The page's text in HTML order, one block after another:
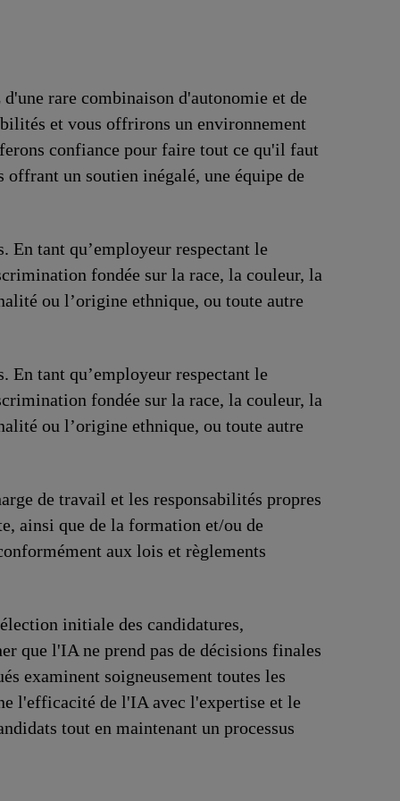
rare combinaison d'autonomie et de
et vous offrirons un environnement
confiance pour faire tout ce qu'il faut
offrant un soutien inégalé, une équipe de
En tant qu’employeur respectant le
fondée sur la race, la couleur, la
ou l’origine ethnique, ou toute autre
En tant qu’employeur respectant le
fondée sur la race, la couleur, la
ou l’origine ethnique, ou toute autre
de travail et les responsabilités propres
ainsi que de la formation et/ou de
aux lois et règlements
initiale des candidatures,
que l'IA ne prend pas de décisions finales
examinent soigneusement toutes les
l'efficacité de l'IA avec l'expertise et le
tout en maintenant un processus